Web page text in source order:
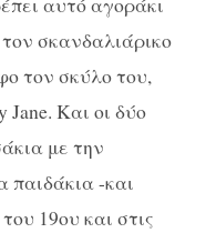
σκανδαλιάρικο
τον σκύλο του,
Και οι δύο
με την
-και
19ου και στις